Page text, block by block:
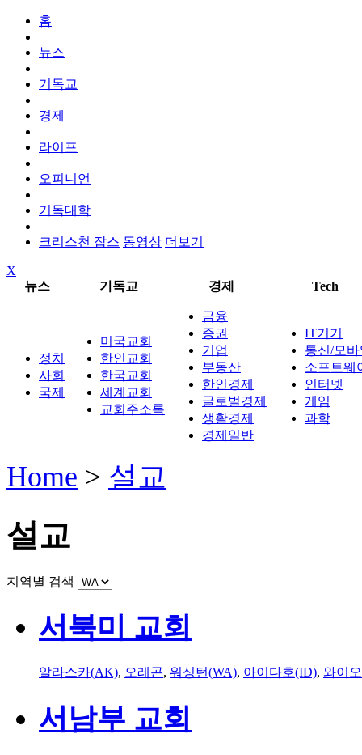
홈
뉴스
기독교
경제
라이프
오피니언
기독대학
크리스천 잡스 동영상 더보기
X
뉴스
기독교 경제 Tech
정치
사회
국제
미국교회
한인교회
한국교회
세계교회
교회주소록
금융
증권
기업
부동산
한인경제
글로벌경제
생활경제
경제일반
IT기기
통신/모
소프트웨
인터넷
게임
과학
Home > 설교
설교
지역별 검색
서북미 교회
알라스카(AK), 오레곤, 워싱턴(WA), 아이다호(ID), 와이
서남부 교회